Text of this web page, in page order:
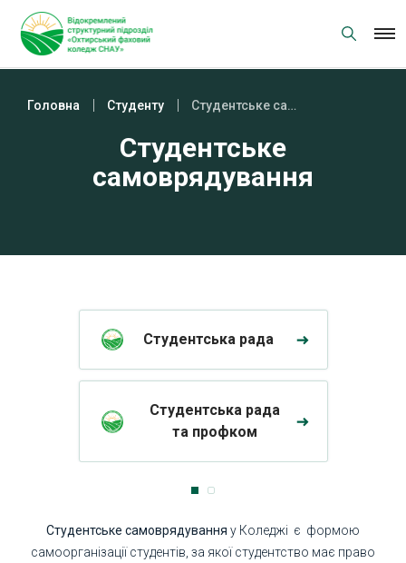
content
Головна Студенту Студентське самоврядування
Студентське
самоврядування
Студентська рада
Студентська рада
та профком
Студентське самоврядування у Коледжі є формою
самоорганізації студентів, за якої студентство має право